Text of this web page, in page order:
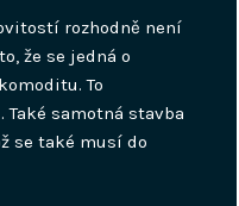
rozhodně není
že se jedná o
To
samotná stavba
se také musí do